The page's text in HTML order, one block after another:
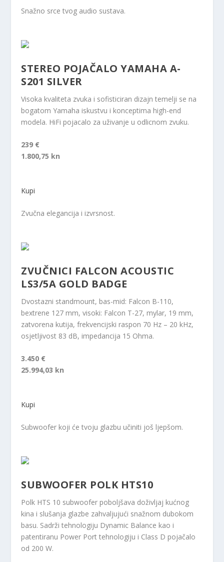
Snažno srce tvog audio sustava.
STEREO POJAČALO YAMAHA A-
S201 SILVER
Visoka kvaliteta zvuka i sofisticiran dizajn temelji se na
bogatom Yamaha iskustvu i konceptima high-end
modela. HiFi pojacalo za uživanje u odlicnom zvuku.
239 €
1.800,75 kn
Kupi
Zvučna elegancija i izvrsnost.
ZVUČNICI FALCON ACOUSTIC
LS3/5A GOLD BADGE
Dvostazni standmount, bas-mid: Falcon B-110,
bextrene 127 mm, visoki: Falcon T-27, mylar, 19 mm,
zatvorena kutija, frekvencijski raspon 70 Hz – 20 kHz,
osjetljivost 83 dB, impedancija 15 Ohma.
3.450 €
25.994,03 kn
Kupi
Subwoofer koji će tvoju glazbu učiniti još ljepšom.
SUBWOOFER POLK HTS10
Polk HTS 10 subwoofer poboljšava doživljaj kućnog
kina i slušanja glazbe zahvaljujući snažnom dubokom
basu. Sadrži tehnologiju Dynamic Balance kao i
patentiranu Power Port tehnologiju i Class D pojačalo
od 200 W.